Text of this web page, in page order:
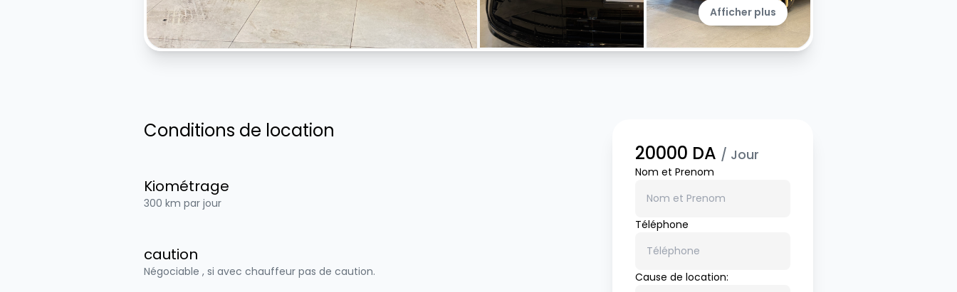
Afficher plus
Conditions de location
Kiométrage
300 km par jour
caution
Négociable , si avec chauffeur pas de caution.
20000 DA / Jour
Nom et Prenom
Téléphone
Cause de location: